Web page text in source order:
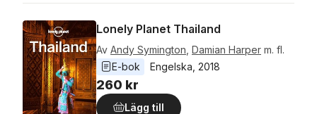
Lonely Planet Thailand
Av Andy Symington Damian Harper m. fl.
E-bok
Engelska 2018
260 kr
Lägg till